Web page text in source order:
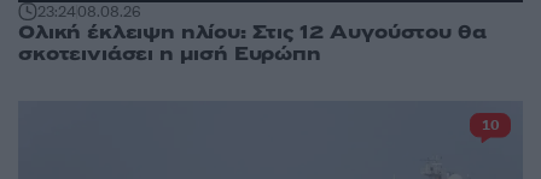
23:2408.08.26
Ολική έκλειψη ηλίου: Στις 12 Αυγούστου θα
σκοτεινιάσει η μισή Ευρώπη
10